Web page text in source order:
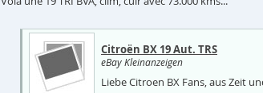
Citroën BX 19 Aut. TRS
eBay Kleinanzeigen
Liebe Citroen BX Fans, aus Zeit